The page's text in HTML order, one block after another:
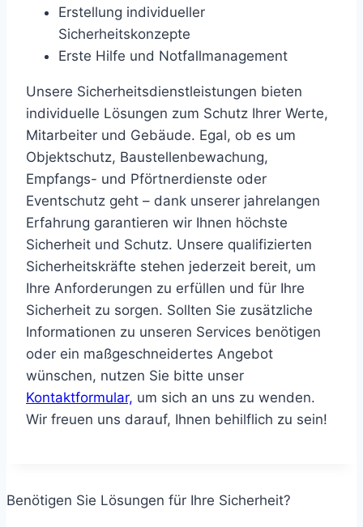
Erstellung individueller
Sicherheitskonzepte
Erste Hilfe und Notfallmanagement
Unsere Sicherheitsdienstleistungen bieten
individuelle Lösungen zum Schutz Ihrer Werte,
Mitarbeiter und Gebäude. Egal, ob es um
Objektschutz, Baustellenbewachung,
Empfangs- und Pförtnerdienste oder
Eventschutz geht – dank unserer jahrelangen
Erfahrung garantieren wir Ihnen höchste
Sicherheit und Schutz. Unsere qualifizierten
Sicherheitskräfte stehen jederzeit bereit, um
Ihre Anforderungen zu erfüllen und für Ihre
Sicherheit zu sorgen. Sollten Sie zusätzliche
Informationen zu unseren Services benötigen
oder ein maßgeschneidertes Angebot
wünschen, nutzen Sie bitte unser
Kontaktformular, um sich an uns zu wenden.
Wir freuen uns darauf, Ihnen behilflich zu sein!
Benötigen Sie Lösungen für Ihre Sicherheit?